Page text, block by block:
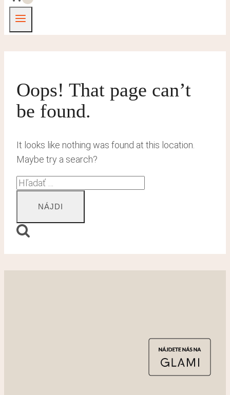
Oops! That page can’t
be found.
It looks like nothing was found at this location.
Maybe try a search?
Hľadať: